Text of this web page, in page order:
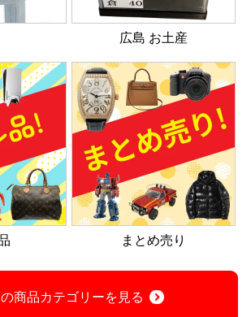
広島 お土産
まとめ売り
商品カテゴリーを見る